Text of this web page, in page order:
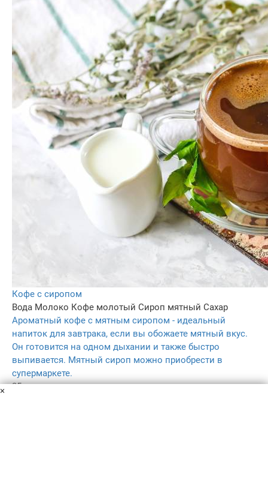
Кофе с сиропом
Вода Молоко Кофе молотый Сироп мятный Сахар
Ароматный кофе с мятным сиропом - идеальный
напиток для завтрака, если вы обожаете мятный вкус.
Он готовится на одном дыхании и также быстро
выпивается. Мятный сироп можно приобрести в
супермаркете.
25 мин
×